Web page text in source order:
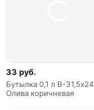
33 руб.
Бутылка 0,1 л В-31,5х24
Олива коричневая